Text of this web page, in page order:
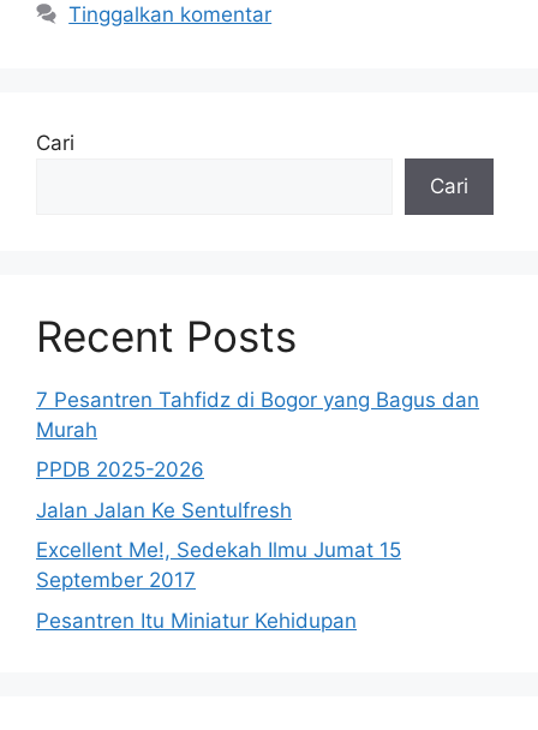
Tinggalkan komentar
Cari
Cari
Recent Posts
7 Pesantren Tahfidz di Bogor yang Bagus dan
Murah
PPDB 2025-2026
Jalan Jalan Ke Sentulfresh
Excellent Me!, Sedekah Ilmu Jumat 15
September 2017
Pesantren Itu Miniatur Kehidupan